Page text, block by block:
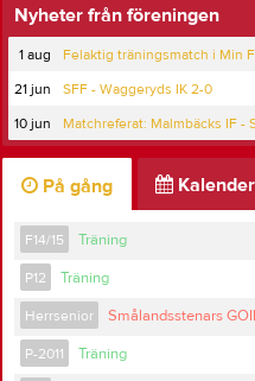
Nyheter från föreningen
1 aug
Felaktig träningsmatch i Min
21 jun
SFF - Waggeryds IK 2-0
10 jun
Matchreferat: Malmbäcks IF -
På gång Kalender
F14/15 Träning
P12 Träning
Herrsenior Smålandsstenars
P-2011 Träning